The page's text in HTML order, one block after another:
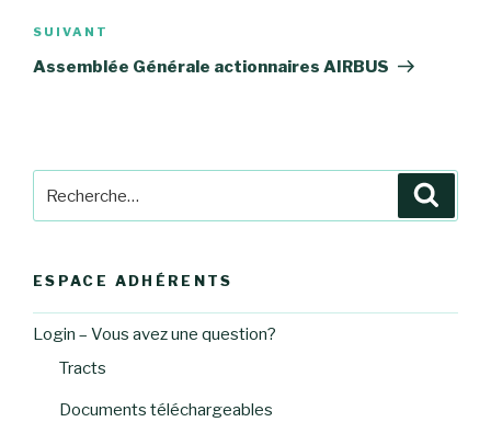
Article
suivant
SUIVANT
Assemblée Générale actionnaires AIRBUS
pour
ESPACE ADHÉRENTS
Login – Vous avez une question?
Tracts
Documents téléchargeables